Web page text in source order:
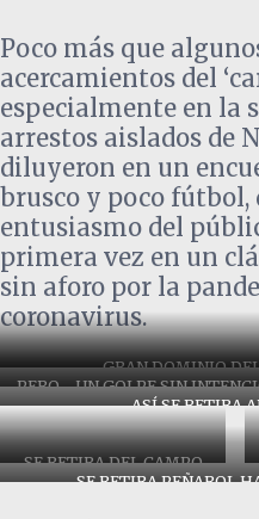
Poco más que
acercamientos del
especialmente en la
arrestos aislados de
diluyeron en un
brusco y poco fútbol,
entusiasmo del
primera vez en un
sin aforo por la
coronavirus.
GRAN DOMINIO
PERO… UN GOLPE SIN
ASÍ SE RETIRA
SE RETIRA DEL CAMPO
LOS JUGADORES RUMBO
SE RETIRA PEÑAROL